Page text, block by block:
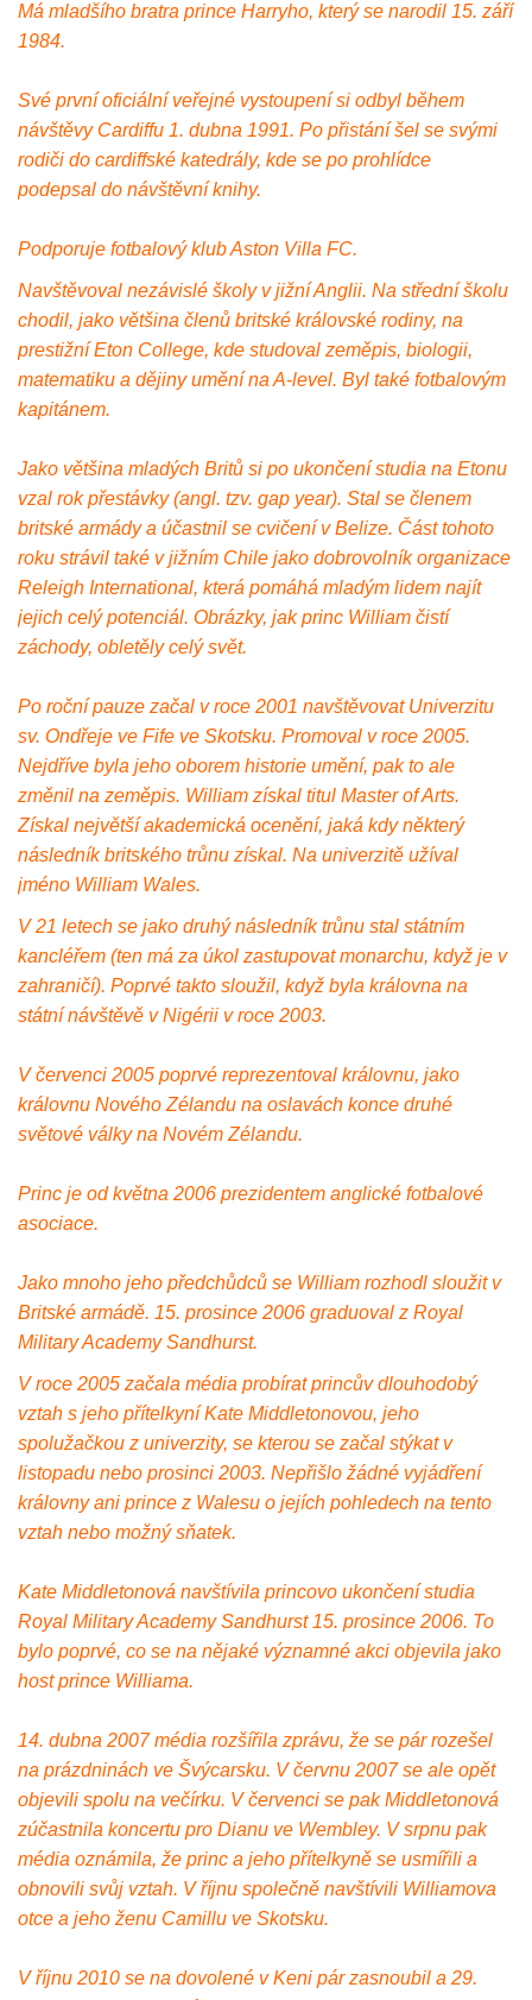
Má mladšího bratra prince Harryho, který se narodil 15. září
1984.
Své první oficiální veřejné vystoupení si odbyl během
návštěvy Cardiffu 1. dubna 1991. Po přistání šel se svými
rodiči do cardiffské katedrály, kde se po prohlídce
podepsal do návštěvní knihy.
Podporuje fotbalový klub Aston Villa FC.
Navštěvoval nezávislé školy v jižní Anglii. Na střední školu
chodil, jako většina členů britské královské rodiny, na
prestižní Eton College, kde studoval zeměpis, biologii,
matematiku a dějiny umění na A-level. Byl také fotbalovým
kapitánem.
Jako většina mladých Britů si po ukončení studia na Etonu
vzal rok přestávky (angl. tzv. gap year). Stal se členem
britské armády a účastnil se cvičení v Belize. Část tohoto
roku strávil také v jižním Chile jako dobrovolník organizace
Releigh International, která pomáhá mladým lidem najít
jejich celý potenciál. Obrázky, jak princ William čistí
záchody, obletěly celý svět.
Po roční pauze začal v roce 2001 navštěvovat Univerzitu
sv. Ondřeje ve Fife ve Skotsku. Promoval v roce 2005.
Nejdříve byla jeho oborem historie umění, pak to ale
změnil na zeměpis. William získal titul Master of Arts.
Získal největší akademická ocenění, jaká kdy některý
následník britského trůnu získal. Na univerzitě užíval
jméno William Wales.
V 21 letech se jako druhý následník trůnu stal státním
kancléřem (ten má za úkol zastupovat monarchu, když je v
zahraničí). Poprvé takto sloužil, když byla královna na
státní návštěvě v Nigérii v roce 2003.
V červenci 2005 poprvé reprezentoval královnu, jako
královnu Nového Zélandu na oslavách konce druhé
světové války na Novém Zélandu.
Princ je od května 2006 prezidentem anglické fotbalové
asociace.
Jako mnoho jeho předchůdců se William rozhodl sloužit v
Britské armádě. 15. prosince 2006 graduoval z Royal
Military Academy Sandhurst.
V roce 2005 začala média probírat princův dlouhodobý
vztah s jeho přítelkyní Kate Middletonovou, jeho
spolužačkou z univerzity, se kterou se začal stýkat v
listopadu nebo prosinci 2003. Nepřišlo žádné vyjádření
královny ani prince z Walesu o jejích pohledech na tento
vztah nebo možný sňatek.
Kate Middletonová navštívila princovo ukončení studia
Royal Military Academy Sandhurst 15. prosince 2006. To
bylo poprvé, co se na nějaké významné akci objevila jako
host prince Williama.
14. dubna 2007 média rozšířila zprávu, že se pár rozešel
na prázdninách ve Švýcarsku. V červnu 2007 se ale opět
objevili spolu na večírku. V červenci se pak Middletonová
zúčastnila koncertu pro Dianu ve Wembley. V srpnu pak
média oznámila, že princ a jeho přítelkyně se usmířili a
obnovili svůj vztah. V říjnu společně navštívili Williamova
otce a jeho ženu Camillu ve Skotsku.
V říjnu 2010 se na dovolené v Keni pár zasnoubil a 29.